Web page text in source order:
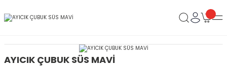
AYICIK ÇUBUK SÜS MAVİ